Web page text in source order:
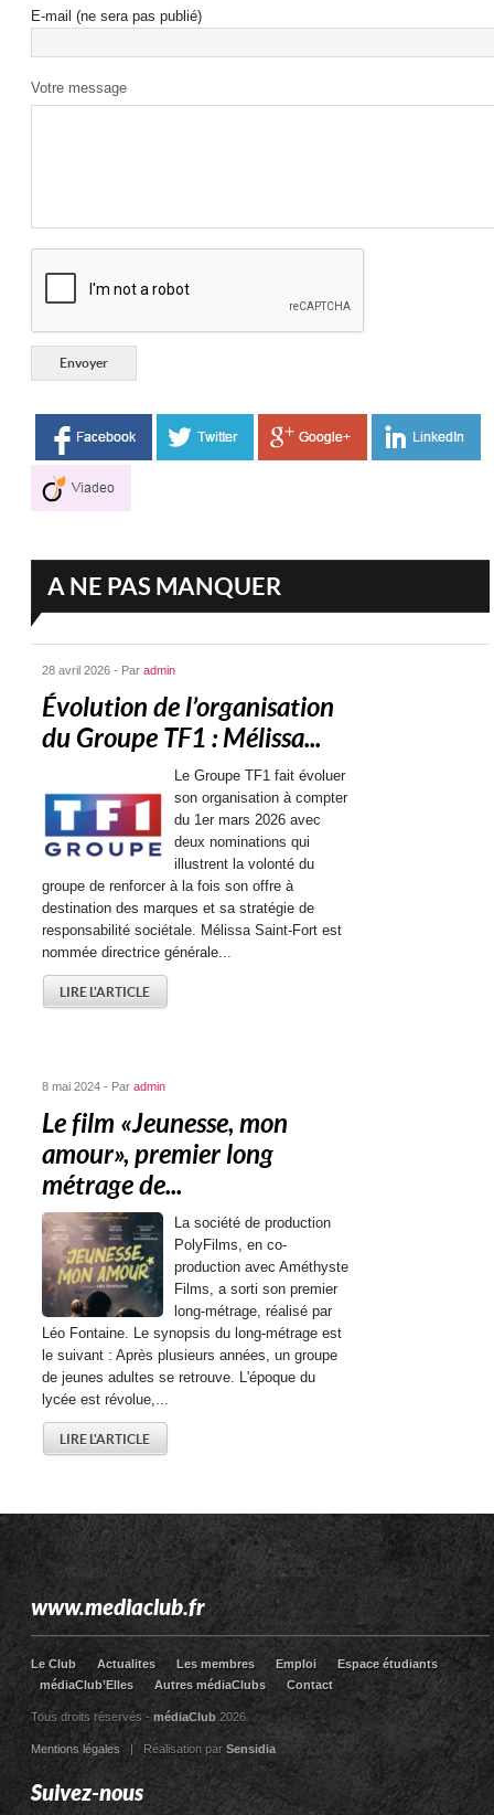
E-mail (ne sera pas publié)
Votre message
A NE PAS MANQUER
28 avril 2026 - Paradmin
Évolution de l’organisation
du Groupe TF1 : Mélissa...
Le Groupe TF1 fait évoluer
son organisation à compter
du 1er mars 2026 avec
deux nominations qui
illustrent la volonté du
groupe de renforcer à la fois son offre à
destination des marques et sa stratégie de
responsabilité sociétale. Mélissa Saint-Fort est
nommée directrice générale...
LIRE L'ARTICLE
8 mai 2024 - Paradmin
Le film « Jeunesse, mon
amour », premier long
métrage de...
La société de production
PolyFilms, en co-
production avec Améthyste
Films, a sorti son premier
long-métrage, réalisé par
Léo Fontaine. Le synopsis du long-métrage est
le suivant : Après plusieurs années, un groupe
de jeunes adultes se retrouve. L'époque du
lycée est révolue,...
LIRE L'ARTICLE
www.mediaclub.fr
Le Club Actualites Les membres Emploi
Espace étudiants
médiaClub’Elles
Autres médiaClubs Contact
Tous droits réservés -médiaClub 2026
Mentions légales| Réalisation parSensidia
Suivez-nous